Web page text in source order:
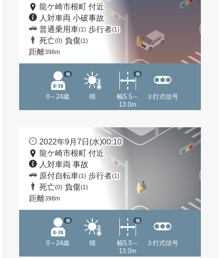
龍ケ崎市根町 付近
人対車両 小破事故
普通乗用車(1) 歩行者(1)
死亡(0) 負傷(1)
距離398m
0～24歳
他
晴
幅5.5～
13.0m
他
３灯式信号
2022年9月7日(水)00:10
龍ケ崎市根町 付近
人対車両 事故
原付自転車(1) 歩行者(1)
死亡(0) 負傷(1)
距離398m
0～24歳
他
晴
幅5.5～
13.0m
他
３灯式信号